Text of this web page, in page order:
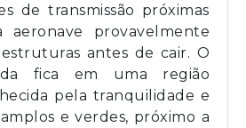
de transmissão próximas
provavelmente
antes de cair. O
fica em uma região
pela tranquilidade e
e verdes, próximo a